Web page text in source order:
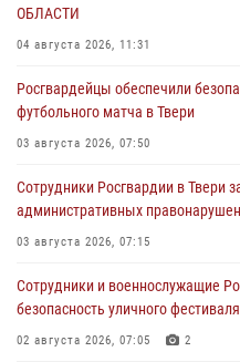
ОБЛАСТИ
04 августа 2026, 11:31
Росгвардейцы обеспечили
футбольного матча в Твери
03 августа 2026, 07:50
Сотрудники Росгвардии в Твери
административных
03 августа 2026, 07:15
Сотрудники и военнослужащие
безопасность уличного
02 августа 2026, 07:05 2